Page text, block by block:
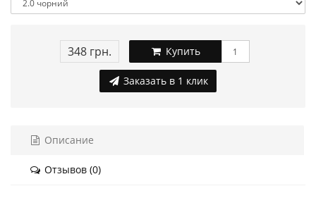
348 грн. Купить
Заказать в 1 клик
Описание
Отзывов (0)